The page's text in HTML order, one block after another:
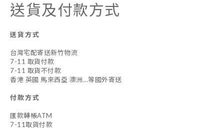
送貨及付款方式
送貨方式
台灣宅配寄送新竹物流
7-11 取貨付款
7-11 取貨不付款
香港 英國 馬來西亞 澳洲...等國外寄送
付款方式
匯款轉帳ATM
7-11取貨付款